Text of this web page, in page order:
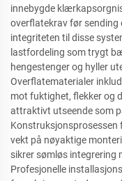
innebygde
overflatekrav før sending
integriteten til disse
lastfordeling som trygt
hengestenger og hyller
Overflatematerialer
mot fuktighet, flekker og
attraktivt utseende som
Konstruksjonsprosessen
vekt på nøyaktige
sikrer sømløs integrering
Profesjonelle